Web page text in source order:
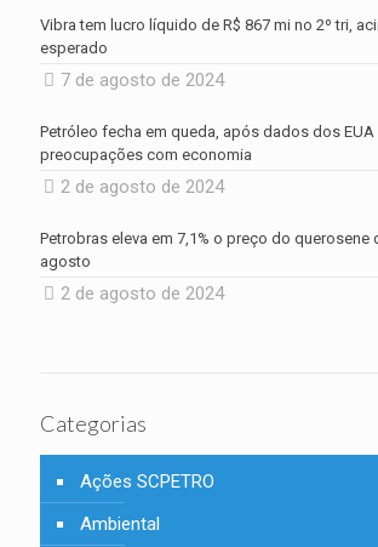
Vibra tem lucro líquido de R$ 867 mi no 2º tri,
esperado
7 de agosto de 2024
Petróleo fecha em queda, após dados dos EUA
preocupações com economia
2 de agosto de 2024
Petrobras eleva em 7,1% o preço do querosene
agosto
2 de agosto de 2024
Categorias
Ações SCPETRO
Ambiental